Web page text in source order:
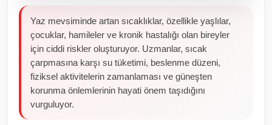
Yaz mevsiminde artan sıcaklıklar, özellikle yaşlılar,
çocuklar, hamileler ve kronik hastalığı olan bireyler
için ciddi riskler oluşturuyor. Uzmanlar, sıcak
çarpmasına karşı su tüketimi, beslenme düzeni,
fiziksel aktivitelerin zamanlaması ve güneşten
korunma önlemlerinin hayati önem taşıdığını
vurguluyor.